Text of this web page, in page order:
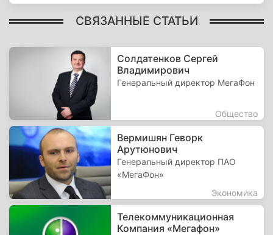
СВЯЗАННЫЕ СТАТЬИ
Солдатенков Сергей
Владимирович
Генеральный директор МегаФон
Общество
Вермишян Геворк
Арутюнович
Генеральный директор ПАО
«МегаФон»
Экономика
Телекоммуникационная
Компания «Мегафон»